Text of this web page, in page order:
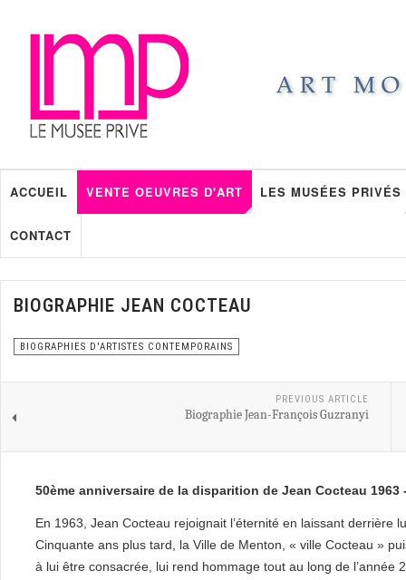
ACCUEIL VENTE OEUVRES D'ART LES MUSÉES PRIVÉS
CONTACT
BIOGRAPHIE JEAN COCTEAU
BIOGRAPHIES D'ARTISTES CONTEMPORAINS
PREVIOUS ARTICLE
Biographie Jean-François Guzranyi
50ème anniversaire de la disparition de Jean Cocteau 1963
En 1963, Jean Cocteau rejoignait l’éternité en laissant
Cinquante ans plus tard, la Ville de Menton, « ville Cocteau »
à lui être consacrée, lui rend hommage tout au long de l’année